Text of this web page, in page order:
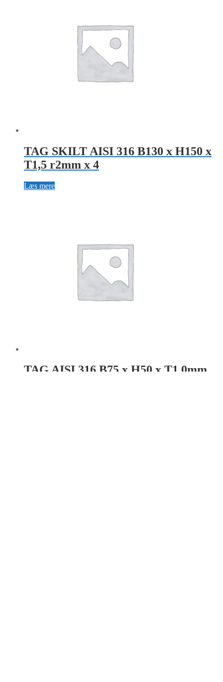
TAG SKILT AISI 316 B130 x H150 x
T1,5 r2mm x 4
Læs mere
TAG AISI 316 B75 x H50 x T1,0mm